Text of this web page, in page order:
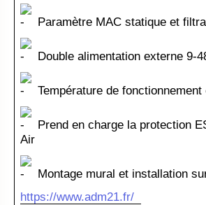
Paramètre MAC statique et
Double alimentation externe 9-
Température de fonctionnement
Prend en charge la protection
Air
Montage mural et installation
https://www.adm21.fr/